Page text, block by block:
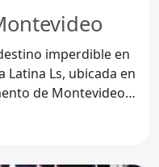
imperdible en
de Montevideo,